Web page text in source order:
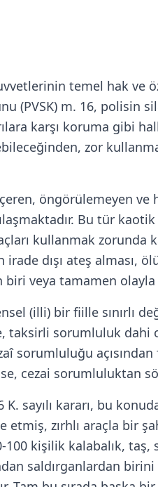
temel hak ve
(PVSK) m. 16,
karşı koruma gibi
zor
öngörülemeyen
Bu tür
kullanmak zorunda
dışı ateş alması,
veya tamamen
(illi) bir fiille sınırlı
sorumluluk dahi
sorumluluğu
cezai sorumluluktan
K. sayılı kararı, bu
zırhlı araçla bir
100 kişilik kalabalık,
saldırganlardan